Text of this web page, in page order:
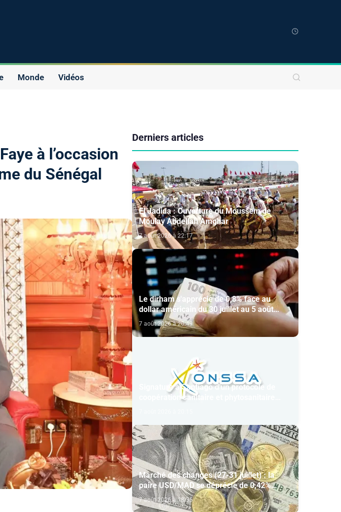
Monde Vidéos
à l’occasion
du Sénégal
Derniers articles
El Jadida : Ouverture du Moussem de
Moulay Abdellah Amghar
7 août 2026 à 22:17
Le dirham s'apprécie de 0,8% face au
dollar américain du 30 juillet au 5 août
(BAM)
7 août 2026 à 20:49
Signature à Santiago d'un protocole de
coopération sanitaire et phytosanitaire
Marché des changes (27-31 juillet) : la
paire USD/MAD se déprécie de 0,42%
(AGR)
7 août 2026 à 18:35